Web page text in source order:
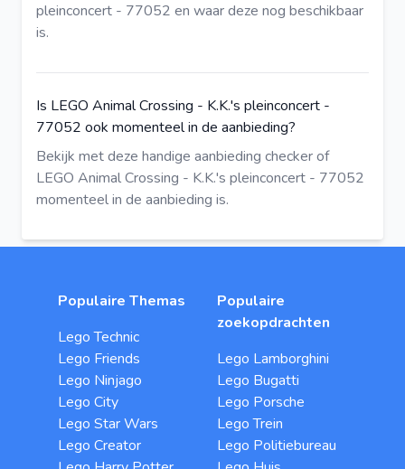
pleinconcert - 77052 en waar deze nog beschikbaar
is.
Is LEGO Animal Crossing - K.K.'s pleinconcert -
77052 ook momenteel in de aanbieding?
Bekijk met deze handige aanbieding checkerof
LEGO Animal Crossing - K.K.'s pleinconcert - 77052
momenteel in de aanbieding is.
Populaire Themas
Lego Technic
Lego Friends
Lego Ninjago
Lego City
Lego Star Wars
Lego Creator
Populaire
zoekopdrachten
Lego Lamborghini
Lego Bugatti
Lego Porsche
Lego Trein
Lego Politiebureau